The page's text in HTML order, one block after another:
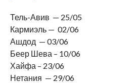
Тель-Авив — 25/05
Кармиэль — 02/06
Ашдод — 03/06
Беер Шева – 10/06
Хайфа – 23/06
Нетания — 29/06